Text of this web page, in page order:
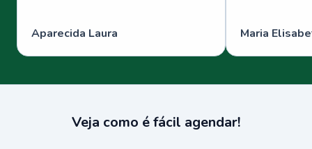
Aparecida Laura Maria
Veja como é fácil agendar!